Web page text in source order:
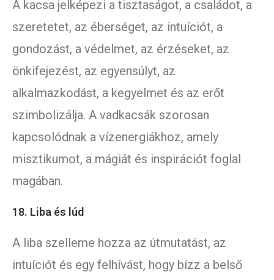
A kacsa jelképezi a tisztaságot, a családot, a
szeretetet, az éberséget, az intuíciót, a
gondozást, a védelmet, az érzéseket, az
önkifejezést, az egyensúlyt, az
alkalmazkodást, a kegyelmet és az erőt
szimbolizálja. A vadkacsák szorosan
kapcsolódnak a vízenergiákhoz, amely
misztikumot, a mágiát és inspirációt foglal
magában.
18. Liba és lúd
A liba szelleme hozza az útmutatást, az
intuíciót és egy felhívást, hogy bízz a belső